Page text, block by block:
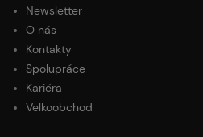
Newsletter
O nás
Kontakty
Spolupráce
Kariéra
Velkoobchod